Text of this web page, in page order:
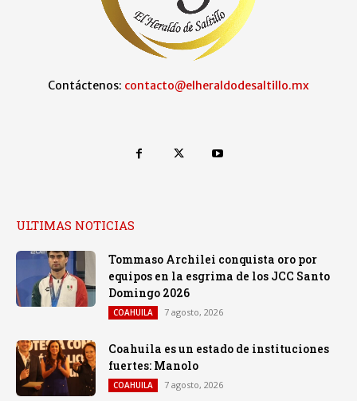
Contáctenos: contacto@elheraldodesaltillo.mx
ULTIMAS NOTICIAS
Tommaso Archilei conquista oro por
equipos en la esgrima de los JCC Santo
Domingo 2026
COAHUILA 7 agosto, 2026
Coahuila es un estado de instituciones
fuertes: Manolo
COAHUILA 7 agosto, 2026